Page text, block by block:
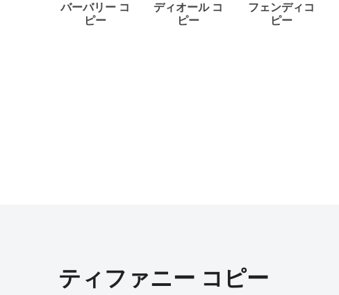
バーバリー コ
ピー
ディオール コ
ピー
フェンディコ
ピー
ティファニー コピー